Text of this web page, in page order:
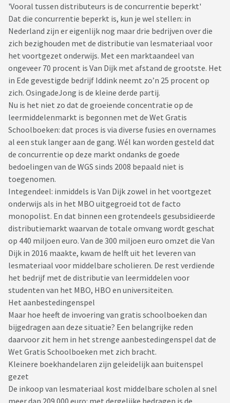
'Vooral tussen distributeurs is de concurrentie beperkt'
Dat die concurrentie beperkt is, kun je wel stellen: in
Nederland zijn er eigenlijk nog maar drie bedrijven over die
zich bezighouden met de distributie van lesmateriaal voor
het voortgezet onderwijs. Met een marktaandeel van
ongeveer 70 procent is Van Dijk met afstand de grootste. Het
in Ede gevestigde bedrijf Iddink neemt zo’n 25 procent op
zich. OsingadeJong is de kleine derde partij.
Nu is het niet zo dat de groeiende concentratie op de
leermiddelenmarkt is begonnen met de Wet Gratis
Schoolboeken: dat proces is via diverse fusies en overnames
al een stuk langer aan de gang. Wél kan worden gesteld dat
de concurrentie op deze markt ondanks de goede
bedoelingen van de WGS sinds 2008 bepaald niet is
toegenomen.
Integendeel: inmiddels is Van Dijk zowel in het voortgezet
onderwijs als in het MBO uitgegroeid tot de facto
monopolist. En dat binnen een grotendeels gesubsidieerde
distributiemarkt waarvan de totale omvang wordt geschat
op 440 miljoen euro. Van de 300 miljoen euro omzet die Van
Dijk in 2016 maakte, kwam de helft uit het leveren van
lesmateriaal voor middelbare scholieren. De rest verdiende
het bedrijf met de distributie van leermiddelen voor
studenten van het MBO, HBO en universiteiten.
Het aanbestedingenspel
Maar hoe heeft de invoering van gratis schoolboeken dan
bijgedragen aan deze situatie? Een belangrijke reden
daarvoor zit hem in het strenge aanbestedingenspel dat de
Wet Gratis Schoolboeken met zich bracht.
Kleinere boekhandelaren zijn geleidelijk aan buitenspel
gezet
De inkoop van lesmateriaal kost middelbare scholen al snel